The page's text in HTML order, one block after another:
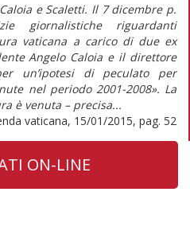
e Scaletti. Il 7 dicembre p.
giornalistiche riguardanti
vaticana a carico di due ex
Angelo Caloia e il direttore
un’ipotesi di peculato per
nel periodo 2001-2008». La
è venuta – precisa...
vaticana, 15/01/2015, pag. 52
ON-LINE